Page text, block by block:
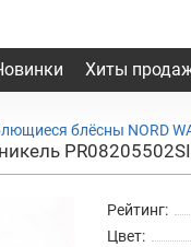
Хиты
блёсны NORD
PR08205502SI
Рейтинг:
Цвет: